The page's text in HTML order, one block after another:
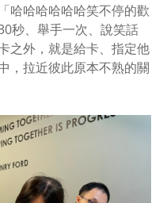
哈哈哈哈哈哈笑不停的歡
秒、舉手一次、說笑話
之外，就是給卡、指定他
，拉近彼此原本不熟的關